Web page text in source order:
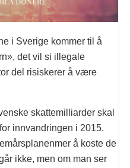
i Sverige kommer til å
det vil si illegale
del risiskerer å være
skattemilliarder skal
innvandringen i 2015.
å koste de
ikke, men om man ser